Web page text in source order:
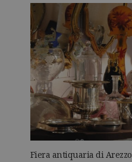
Fiera antiquaria di Arezzo